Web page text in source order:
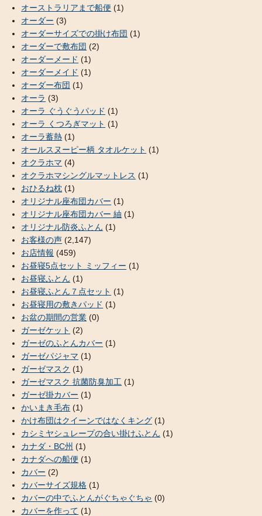
オーストラリアまで船便 (1)
オーダー (3)
オーダーサイズでの掛け布団 (1)
オーダーで敷布団 (2)
オーダーメード (1)
オーダーメイド (1)
オーダー布団 (1)
オーラ (3)
オーラ ぐうぐうパッド (1)
オーラ くつろぎマット (1)
オーラ蓄熱 (1)
オールスヌーピー柄 タオルケット (1)
オクラホマ (4)
オクラホマシングルマットレス (1)
おひるね枕 (1)
オリジナル座布団カバー (1)
オリジナル座布団カバー 紬 (1)
オリジナル防炎ふとん (1)
お客様の声 (2,147)
お店情報 (459)
お昼寝5点セット ミッフィー (1)
お昼寝ふとん (1)
お昼寝ふとん７点セット (1)
お昼寝用の敷きパッド (1)
お盆の期間の営業 (0)
ガーゼケット (2)
ガーゼのふとんカバー (1)
ガーゼパジャマ (1)
ガーゼマスク (1)
ガーゼマスク 抗菌防臭加工 (1)
ガーゼ掛カバー (1)
かいまき毛布 (1)
かけ布団はクイーンではなくキング (1)
カシミヤシュレープの合い掛けふとん (1)
カナダ・BC州 (1)
カナダへの船便 (1)
カバー (2)
カバーサイズ規格 (1)
カバーの中でふとんがぐちゃぐちゃ (0)
カバーを作って (1)